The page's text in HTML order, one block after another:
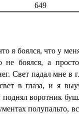
649
я боялся, что у
не боялся, а
Свет падал мне в
в глаза, и я
поднял воротник
полупальто,